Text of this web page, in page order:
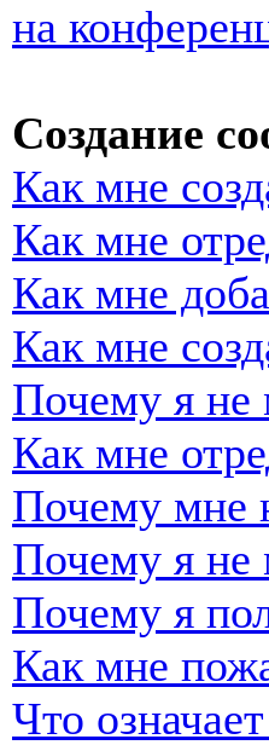
на
Создание
Как мне
Как мне
Как мне
Как мне
Почему я не
Как мне
Почему мне
Почему я не
Почему я
Как мне
Что